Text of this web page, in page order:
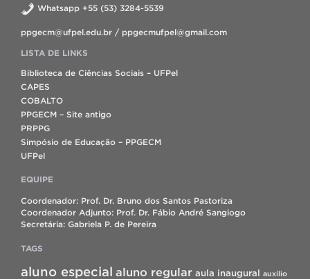
Whatsapp +55 (53) 3284-5539
ppgecm@ufpel.edu.br / ppgecmufpel@gmail.com
LISTA DE LINKS
Biblioteca de Ciências Sociais – UFPel
CAPES
COBALTO
PPGECM – Site antigo
PRPPG
Simpósio de Educação – PPGECM
UFPel
EQUIPE
Coordenador: Prof. Dr. Bruno dos Santos Pastoriza
Coordenador Adjunto: Prof. Dr. Fábio André Sangiogo
Secretária: Gabriela P. de Pereira
TAGS
aluno especial aluno regular aula inaugural auxílio